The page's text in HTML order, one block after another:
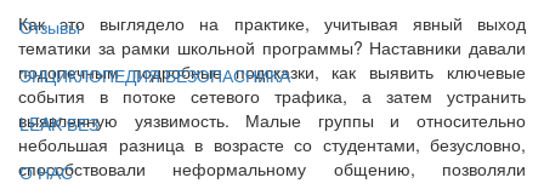
Отзывы
ЭНЦИКЛОПЕДИЯ БЕЗОПАСНИКА
LEAK-БЕЗ
О НАС
Как это выглядело на практике, учитывая явный выход
тематики за рамки школьной программы? Наставники давали
подопечным подробные подсказки, как выявить ключевые
события в потоке сетевого трафика, а затем устранить
выявленную уязвимость. Малые группы и относительно
небольшая разница в возрасте со студентами, безусловно,
способствовали неформальному общению, позволяли